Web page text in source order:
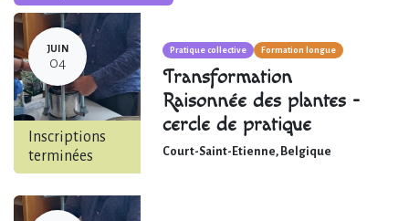
JUIN
04
Inscriptions
terminées
Pratique collective Formation longue
Transformation
Raisonnée des plantes -
cercle de pratique
Court-Saint-Etienne, Belgique